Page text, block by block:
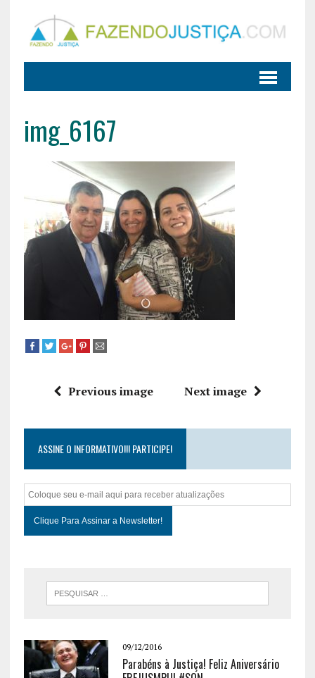
img_6167
Previous image Next image
ASSINE O INFORMATIVO!!! PARTICIPE!
09/12/2016
Parabéns à Justiça! Feliz Aniversário